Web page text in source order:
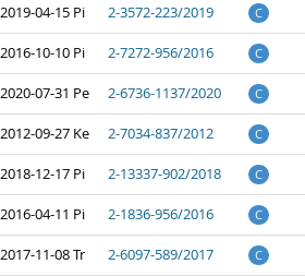
2019-04-15 Pi 2-3572-223/2019 C
2016-10-10 Pi 2-7272-956/2016 C
2020-07-31 Pe 2-6736-1137/2020 C
2012-09-27 Ke 2-7034-837/2012 C
2018-12-17 Pi 2-13337-902/2018 C
2016-04-11 Pi 2-1836-956/2016 C
2017-11-08 Tr 2-6097-589/2017 C